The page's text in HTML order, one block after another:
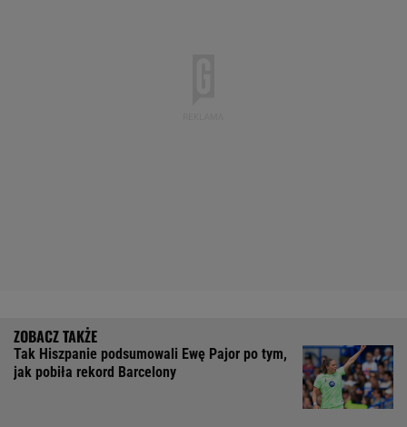
Tak Hiszpanie podsumowali Ewę Pajor po tym,
jak pobiła rekord Barcelony